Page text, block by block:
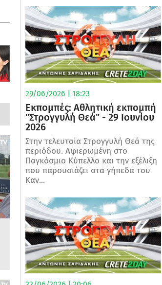
29/06/2026 | 18:23
Εκπομπές: Αθλητική εκπομπή
"Στρογγυλή Θεά" - 29 Ιουνίου
2026
Στην τελευταία Στρογγυλή Θεά της
περιόδου. Αφιερωμένη στο
Παγκόσμιο Κύπελλο και την εξέλιξη
που παρουσιάζει στα γήπεδα του
Καν...